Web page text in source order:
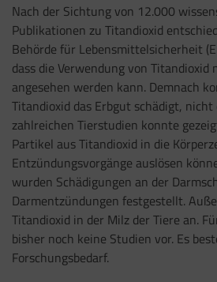
Nach der Sichtung von 12.000
Publikationen zu Titandioxid
Behörde für Lebensmittelsicherheit
dass die Verwendung von
angesehen werden kann. Demnach
Titandioxid das Erbgut schädigt,
zahlreichen Tierstudien konnte
Partikel aus Titandioxid in die
Entzündungsvorgänge auslösen
wurden Schädigungen an der
Darmentzündungen festgestellt.
Titandioxid in der Milz der Tiere an.
bisher noch keine Studien vor. Es
Forschungsbedarf.